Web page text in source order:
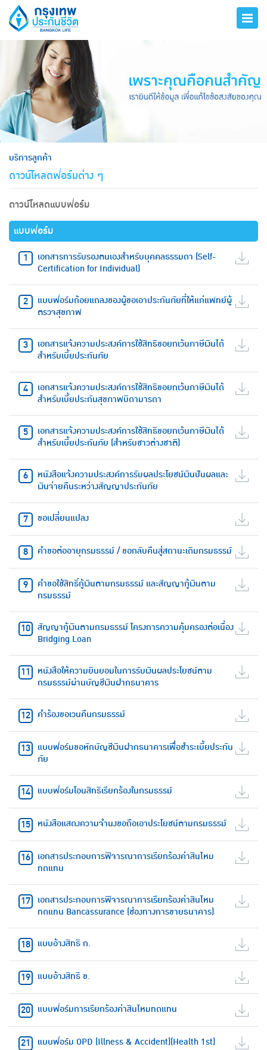
บริการลูกค้า
ดาวน์โหลดฟอร์มต่าง ๆ
ดาวน์โหลดแบบฟอร์ม
แบบฟอร์ม
เอกสารการรับรองตนเองสำหรับบุคคลธรรมดา (Self-
Certification for Individual)
แบบฟอร์มถ้อยแถลงของผู้ขอเอาประกันภัยที่ให้แก่แพทย์ผู้
ตรวจสุขภาพ
เอกสารแจ้งความประสงค์การใช้สิทธิขอยกเว้นภาษีเงินได้
สำหรับเบี้ยประกันภัย
เอกสารแจ้งความประสงค์การใช้สิทธิขอยกเว้นภาษีเงินได้
สำหรับเบี้ยประกันสุขภาพบิดามารดา
เอกสารแจ้งความประสงค์การใช้สิทธิขอยกเว้นภาษีเงินได้
สำหรับเบี้ยประกันภัย (สำหรับชาวต่างชาติ)
หนังสือแจ้งความประสงค์การรับผลประโยชน์เงินปันผลและ
เงินจ่ายคืนระหว่างสัญญาประกันภัย
ขอเปลี่ยนแปลง
คำขอต่ออายุกรมธรรม์ / ขอกลับคืนสู่สถานะเดิมกรมธรรม์
คำขอใช้สิทธิ์กู้เงินตามกรมธรรม์ และสัญญากู้เงินตาม
กรมธรรม์
สัญญากู้เงินตามกรมธรรม์ โครงการความคุ้มครองต่อเนื่อง
Bridging Loan
หนังสือให้ความยินยอมในการรับเงินผลประโยชน์ตาม
กรมธรรม์ผ่านบัญชีเงินฝากธนาคาร
คำร้องขอเวนคืนกรมธรรม์
แบบฟอร์มขอหักบัญชีเงินฝากธนาคารเพื่อชำระเบี้ยประกัน
ภัย
แบบฟอร์มโอนสิทธิเรียกร้องในกรมธรรม์
หนังสือแสดงความจำนงขอถือเอาประโยชน์ตามกรมธรรม์
เอกสารประกอบการพิจารณาการเรียกร้องค่าสินไหม
ทดแทน
เอกสารประกอบการพิจารณาการเรียกร้องค่าสินไหม
ทดแทน Bancassurance (ช่องทางการขายธนาคาร)
แบบอ้างสิทธิ ก.
แบบอ้างสิทธิ ข.
แบบฟอร์มการเรียกร้องค่าสินไหมทดแทน
แบบฟอร์ม OPD (Illness & Accident)(Health 1st)